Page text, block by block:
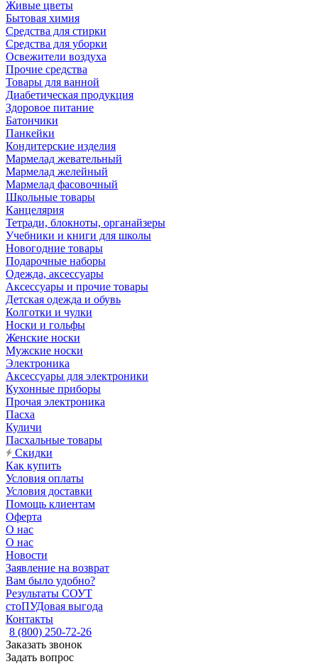
Живые цветы
Бытовая химия
Средства для стирки
Средства для уборки
Освежители воздуха
Прочие средства
Товары для ванной
Диабетическая продукция
Здоровое питание
Батончики
Панкейки
Кондитерские изделия
Мармелад жевательный
Мармелад желейный
Мармелад фасовочный
Школьные товары
Канцелярия
Тетради, блокноты, органайзеры
Учебники и книги для школы
Новогодние товары
Подарочные наборы
Одежда, аксессуары
Аксессуары и прочие товары
Детская одежда и обувь
Колготки и чулки
Носки и гольфы
Женские носки
Мужские носки
Электроника
Аксессуары для электроники
Кухонные приборы
Прочая электроника
Пасха
Куличи
Пасхальные товары
Скидки
Как купить
Условия оплаты
Условия доставки
Помощь клиентам
Оферта
О нас
О нас
Новости
Заявление на возврат
Вам было удобно?
Результаты СОУТ
стоПУДовая выгода
Контакты
8 (800) 250-72-26
Заказать звонок
Задать вопрос